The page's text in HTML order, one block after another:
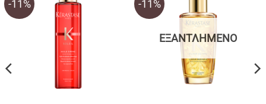
-11% -11%
ΕΞΑΝΤΛΗΜΈΝΟ